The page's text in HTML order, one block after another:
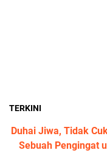
TERKINI
Duhai Jiwa, Tidak
Sebuah Pengingat